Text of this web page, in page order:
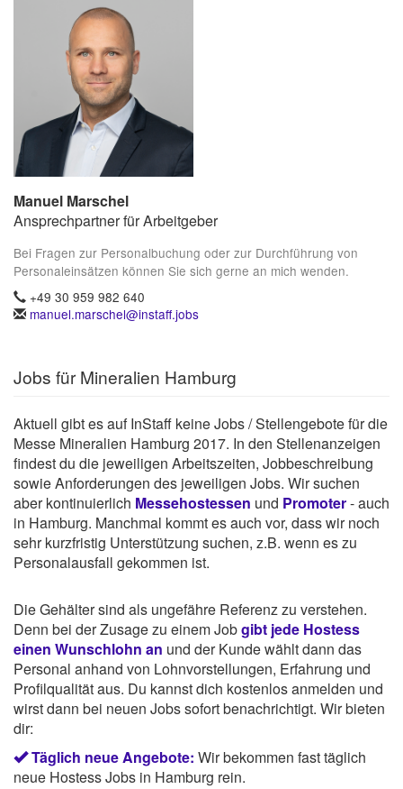
Manuel Marschel
Ansprechpartner für Arbeitgeber
Bei Fragen zur Personalbuchung oder zur Durchführung von
Personaleinsätzen können Sie sich gerne an mich wenden.
+49 30 959 982 640
manuel.marschel@instaff.jobs
Jobs für Mineralien Hamburg
Aktuell gibt es auf InStaff keine Jobs / Stellengebote für die
Messe Mineralien Hamburg 2017. In den Stellenanzeigen
findest du die jeweiligen Arbeitszeiten, Jobbeschreibung
sowie Anforderungen des jeweiligen Jobs. Wir suchen
aber kontinuierlich Messehostessen und Promoter- auch
in Hamburg. Manchmal kommt es auch vor, dass wir noch
sehr kurzfristig Unterstützung suchen, z.B. wenn es zu
Personalausfall gekommen ist.
Die Gehälter sind als ungefähre Referenz zu verstehen.
Denn bei der Zusage zu einem Jobgibt jede Hostess
einen Wunschlohn an und der Kunde wählt dann das
Personal anhand von Lohnvorstellungen, Erfahrung und
Profilqualität aus. Du kannst dich kostenlos anmelden und
wirst dann bei neuen Jobs sofort benachrichtigt. Wir bieten
dir:
Täglich neue Angebote: Wir bekommen fast täglich
neue Hostess Jobs in Hamburg rein.